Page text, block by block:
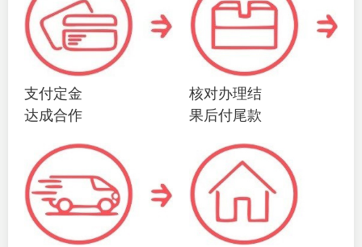
支付定金
达成合作
核对办理结
果后付尾款